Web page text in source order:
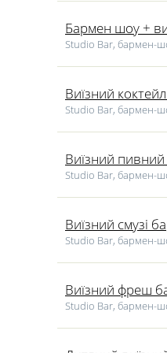
букети до Дня
свою кохану
Бармен шоу +
Studio Bar, бармен-
Виїзний
Studio Bar, бармен-
Виїзний
Studio Bar, бармен-
Виїзний смузі
Studio Bar, бармен-
Виїзний фреш
Studio Bar, бармен-